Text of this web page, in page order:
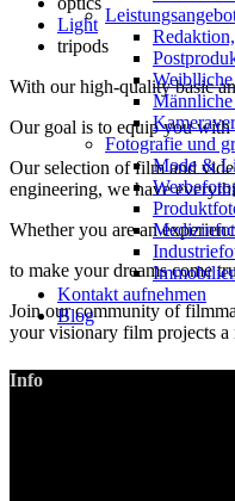
Weiblliche
Männliche
Fotografie und
Mode &
Kontakt aufnehmen
Blog
Light
tripods
With our high-quality basic
Our goal is to equip you with
Our selection of film and
engineering, we have
Whether you are an
to make your dreams come
Join our community of
your visionary film projects a
Info